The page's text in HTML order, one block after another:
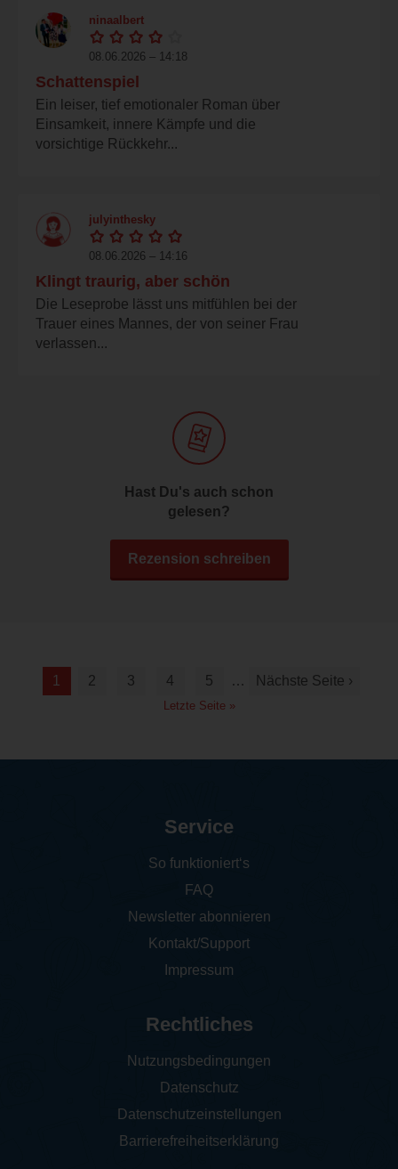
ninaalbert
08.06.2026 – 14:18
Schattenspiel
Ein leiser, tief emotionaler Roman über
Einsamkeit, innere Kämpfe und die
vorsichtige Rückkehr...
julyinthesky
08.06.2026 – 14:16
Klingt traurig, aber schön
Die Leseprobe lässt uns mitfühlen bei der
Trauer eines Mannes, der von seiner Frau
verlassen...
Hast Du's auch schon
gelesen?
Rezension schreiben
1 2 3 4 5 … Nächste Seite ›
Letzte Seite »
Service
So funktioniert‘s
FAQ
Newsletter abonnieren
Kontakt/Support
Impressum
Rechtliches
Nutzungsbedingungen
Datenschutz
Datenschutzeinstellungen
Barrierefreiheitserklärung